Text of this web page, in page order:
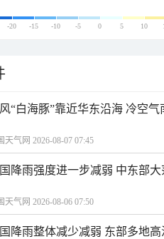
-20 -15 -10 -5 0 5 10
“白海豚”靠近华东沿海 冷空
天气网 2026-08-07 07:45
降雨强度进一步减弱 中东部
天气网 2026-08-06 07:50
降雨整体减少减弱 东部多地